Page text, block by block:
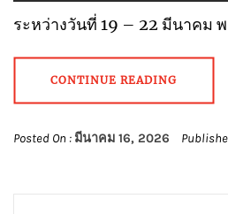
ระหว่างวันที่ 19 – 22 มีนาคม พ
CONTINUE READING
Posted On : มีนาคม 16, 2026